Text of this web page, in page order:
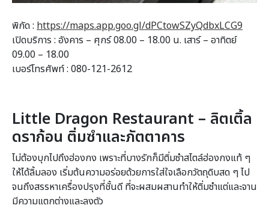
พิกัด : https://maps.app.goo.gl/dPCtowSZyQdbxLCG9
เปิดบริการ : อังคาร – ศุกร์ 08.00 – 18.00 น. เสาร์ – อาทิตย์
09.00 – 18.00
เบอร์โทรศัพท์ : 080-121-2612
Little Dragon Restaurant – ลิตเติ้ล
ดราก้อน ติ่มซำและภัตตาคาร
ไม่ต้องบุกไปถึงฮ่องกง เพราะที่บางรักก็มีติ่มซำสไตล์ฮ่องกงแท้ ๆ
ให้ได้ลิ้มลอง เริ่มต้นความอร่อยด้วยการใส่ใจเลือกวัตถุดิบสด ๆ ไป
จนถึงสรรหาเครื่องปรุงที่ชั้นดี ที่จะผสมผสานทำให้ติ่มซำแต่และจาน
มีความแตกต่างและลงตัว